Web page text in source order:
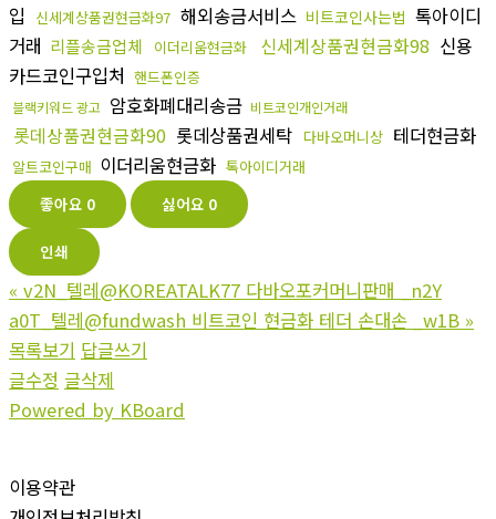
입
신세계상품권현금화97 해외송금서비스 비트코인사는법 톡아이디
거래 리플송금업체 이더리움현금화 신세계상품권현금화98 신용
카드코인구입처 핸드폰인증
블랙키워드 광고 암호화폐대리송금 비트코인개인거래
롯데상품권현금화90 롯데상품권세탁 다바오머니상 테더현금화
알트코인구매 이더리움현금화 톡아이디거래
좋아요 0 싫어요 0
인쇄
« v2N_텔레@KOREATALK77 다바오포커머니판매 _n2Y
a0T_텔레@fundwash 비트코인 현금화 테더 손대손 _w1B »
목록보기 답글쓰기
글수정 글삭제
Powered by KBoard
이용약관